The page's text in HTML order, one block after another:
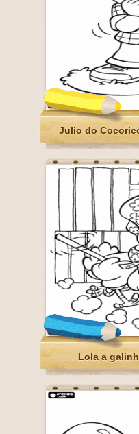
Julio do
Lola a